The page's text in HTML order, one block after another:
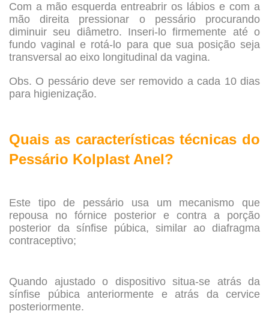
Com a mão esquerda entreabrir os lábios e com a
mão direita pressionar o pessário procurando
diminuir seu diâmetro. Inseri-lo firmemente até o
fundo vaginal e rotá-lo para que sua posição seja
transversal ao eixo longitudinal da vagina.
Obs. O pessário deve ser removido a cada 10 dias
para higienização.
Quais as características técnicas do
Pessário Kolplast Anel?
Este tipo de pessário usa um mecanismo que
repousa no fórnice posterior e contra a porção
posterior da sínfise púbica, similar ao diafragma
contraceptivo;
Quando ajustado o dispositivo situa-se atrás da
sínfise púbica anteriormente e atrás da cervice
posteriormente.